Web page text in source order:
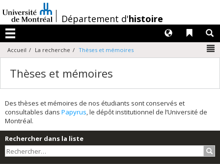
au
contenu
/Département d'histoire
Menu
Liens
Langues
Accueil La recherche Thèses et mémoires
Thèses et mémoires
Des thèses et mémoires de nos étudiants sont conservés et
consultables dans Papyrus, le dépôt institutionnel de l’Université de
Montréal.
Rechercher dans la liste